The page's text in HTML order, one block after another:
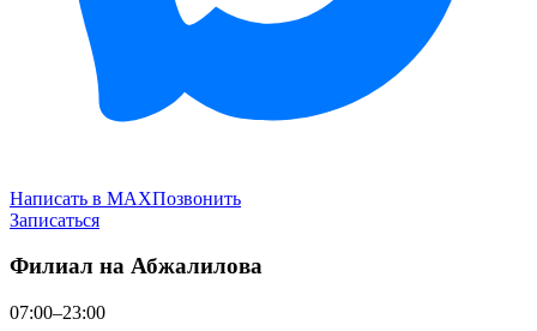
Написать в MAXПозвонить
Записаться
Филиал на Абжалилова
07:00–23:00